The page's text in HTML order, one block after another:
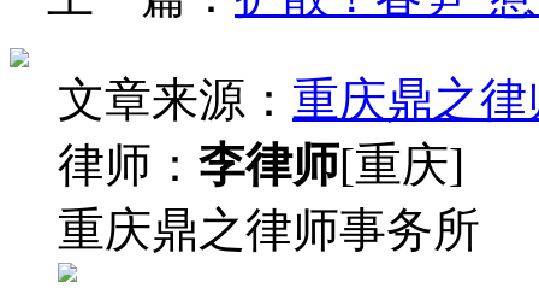
文章来源： 重庆鼎之
律师： 李律师[重庆]
重庆鼎之律师事务所